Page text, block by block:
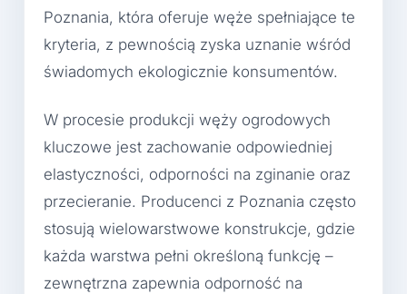
Poznania, która oferuje węże spełniające te
kryteria, z pewnością zyska uznanie wśród
świadomych ekologicznie konsumentów.
W procesie produkcji węży ogrodowych
kluczowe jest zachowanie odpowiedniej
elastyczności, odporności na zginanie oraz
przecieranie. Producenci z Poznania często
stosują wielowarstwowe konstrukcje, gdzie
każda warstwa pełni określoną funkcję –
zewnętrzna zapewnia odporność na